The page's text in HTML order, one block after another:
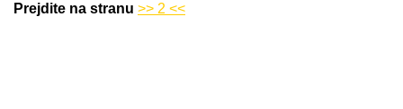
Prejdite na stranu >> 2 <<